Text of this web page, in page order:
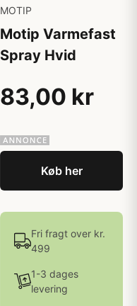
MOTIP
Motip Varmefast
Spray Hvid
83,00 kr
Køb her
Fri fragt over kr.
499
1-3 dages
levering